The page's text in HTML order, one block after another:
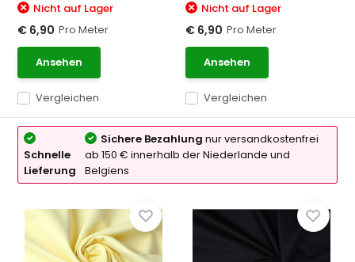
Vergleichen
Nicht auf Lager
€ 6,90 Pro Meter
Ansehen
Vergleichen
Nicht auf Lager
€ 6,90 Pro Meter
Ansehen
Schnelle
Lieferung
Sichere Bezahlung nur versandkostenfrei
ab 150 € innerhalb der Niederlande und
Belgiens